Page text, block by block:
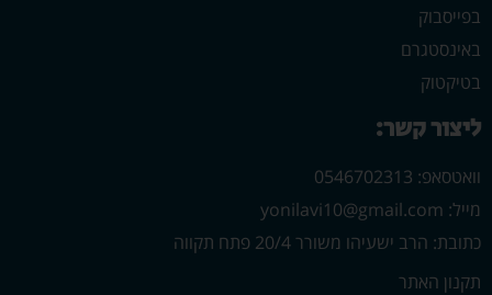
בפייסבוק
באינסטגרם
בטיקטוק
ליצור קשר:
וואטסאפ: 0546702313
מייל: yonilavi10@gmail.com
כתובת: הרב ישעיהו משורר 20/4 פתח תקווה
תקנון האתר